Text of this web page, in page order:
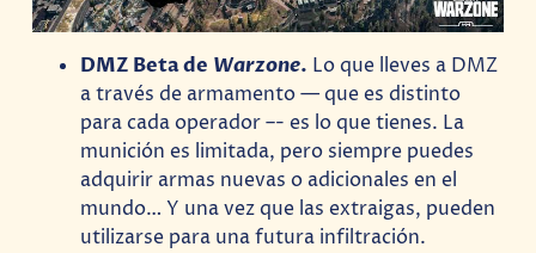
DMZ Beta de Warzone. Lo que lleves a DMZ
a través de armamento — que es distinto
para cada operador –- es lo que tienes. La
munición es limitada, pero siempre puedes
adquirir armas nuevas o adicionales en el
mundo… Y una vez que las extraigas, pueden
utilizarse para una futura infiltración.